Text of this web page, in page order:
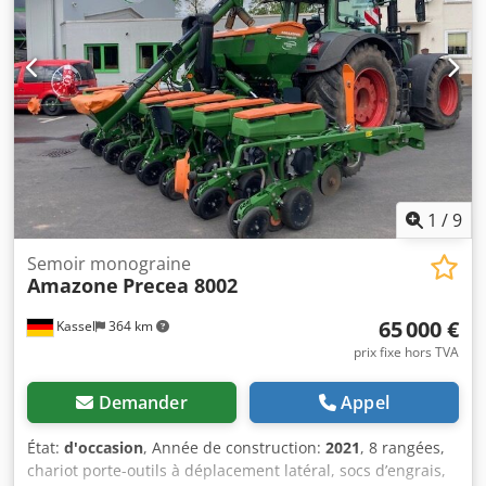
1 /9
Kassel 364 km
Semoir monograine
Amazone Precea 8002
65 000 €
prix fixe hors TVA
Demander Appel
État: d'occasion, Année de construction: 2021, 8 rangées,
chariot porte-outils à déplacement latéral, socs d’engrais,